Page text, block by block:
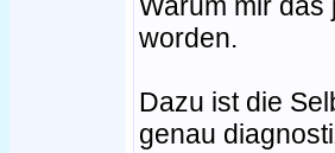
worden.
Dazu ist die
genau